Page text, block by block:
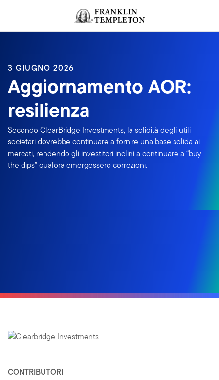
Header menu toggle
3 GIUGNO 2026
Aggiornamento AOR:
resilienza
Secondo ClearBridge Investments, la solidità degli utili
societari dovrebbe continuare a fornire una base solida ai
mercati, rendendo gli investitori inclini a continuare a “buy
the dips” qualora emergessero correzioni.
CONTRIBUTORI